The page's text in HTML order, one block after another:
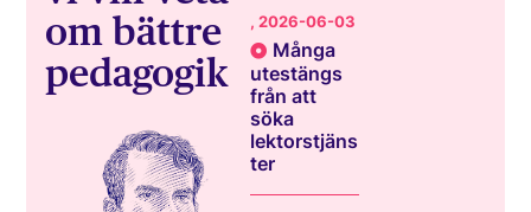
om bättre
pedagogik
, 2026-06-03
Många
utestängs
från att
söka
lektorstjäns
ter